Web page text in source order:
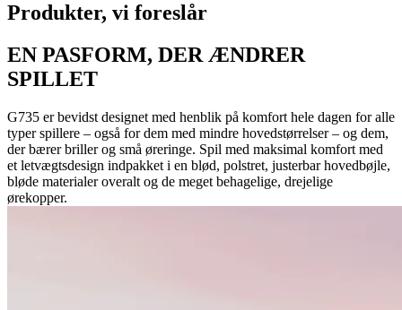
Produkter, vi foreslår
EN PASFORM, DER ÆNDRER
SPILLET
G735 er bevidst designet med henblik på komfort hele dagen for alle
typer spillere – også for dem med mindre hovedstørrelser – og dem,
der bærer briller og små øreringe. Spil med maksimal komfort med
et letvægtsdesign indpakket i en blød, polstret, justerbar hovedbøjle,
bløde materialer overalt og de meget behagelige, drejelige
ørekopper.